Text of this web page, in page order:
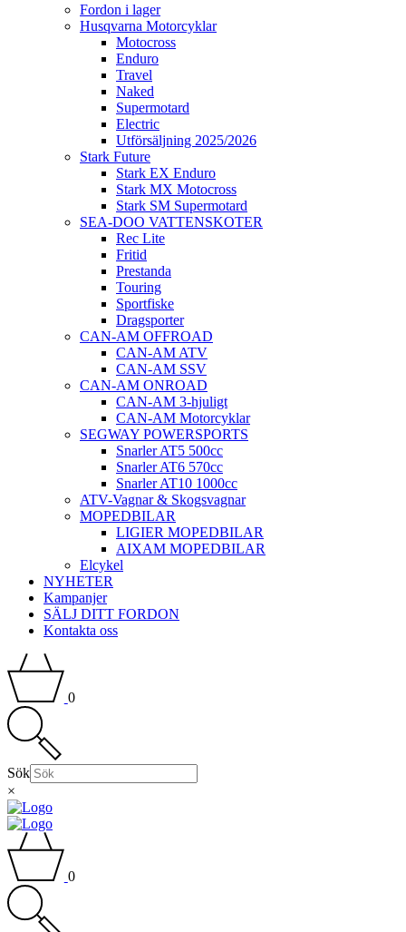
Fordon i lager
Husqvarna Motorcyklar
Motocross
Enduro
Travel
Naked
Supermotard
Electric
Utförsäljning 2025/2026
Stark Future
Stark EX Enduro
Stark MX Motocross
Stark SM Supermotard
SEA-DOO VATTENSKOTER
Rec Lite
Fritid
Prestanda
Touring
Sportfiske
Dragsporter
CAN-AM OFFROAD
CAN-AM ATV
CAN-AM SSV
CAN-AM ONROAD
CAN-AM 3-hjuligt
CAN-AM Motorcyklar
SEGWAY POWERSPORTS
Snarler AT5 500cc
Snarler AT6 570cc
Snarler AT10 1000cc
ATV-Vagnar & Skogsvagnar
MOPEDBILAR
LIGIER MOPEDBILAR
AIXAM MOPEDBILAR
Elcykel
NYHETER
Kampanjer
SÄLJ DITT FORDON
Kontakta oss
0
Sök
×
0